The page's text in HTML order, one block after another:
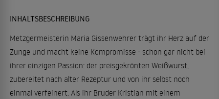
INHALTSBESCHREIBUNG
Metzgermeisterin Maria Gissenwehrer trägt ihr Herz auf der
Zunge und macht keine Kompromisse - schon gar nicht bei
ihrer einzigen Passion: der preisgekrönten Weißwurst,
zubereitet nach alter Rezeptur und von ihr selbst noch
einmal verfeinert. Als ihr Bruder Kristian mit einem